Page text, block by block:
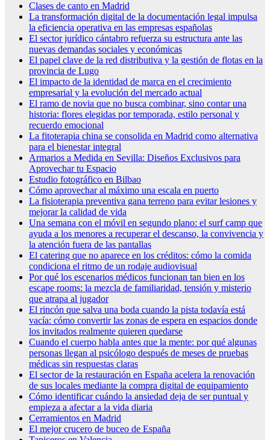
Clases de canto en Madrid
La transformación digital de la documentación legal impulsa
la eficiencia operativa en las empresas españolas
El sector jurídico cántabro refuerza su estructura ante las
nuevas demandas sociales y económicas
El papel clave de la red distributiva y la gestión de flotas en la
provincia de Lugo
El impacto de la identidad de marca en el crecimiento
empresarial y la evolución del mercado actual
El ramo de novia que no busca combinar, sino contar una
historia: flores elegidas por temporada, estilo personal y
recuerdo emocional
La fitoterapia china se consolida en Madrid como alternativa
para el bienestar integral
Armarios a Medida en Sevilla: Diseños Exclusivos para
Aprovechar tu Espacio
Estudio fotográfico en Bilbao
Cómo aprovechar al máximo una escala en puerto
La fisioterapia preventiva gana terreno para evitar lesiones y
mejorar la calidad de vida
Una semana con el móvil en segundo plano: el surf camp que
ayuda a los menores a recuperar el descanso, la convivencia y
la atención fuera de las pantallas
El catering que no aparece en los créditos: cómo la comida
condiciona el ritmo de un rodaje audiovisual
Por qué los escenarios médicos funcionan tan bien en los
escape rooms: la mezcla de familiaridad, tensión y misterio
que atrapa al jugador
El rincón que salva una boda cuando la pista todavía está
vacía: cómo convertir las zonas de espera en espacios donde
los invitados realmente quieren quedarse
Cuando el cuerpo habla antes que la mente: por qué algunas
personas llegan al psicólogo después de meses de pruebas
médicas sin respuestas claras
El sector de la restauración en España acelera la renovación
de sus locales mediante la compra digital de equipamiento
Cómo identificar cuándo la ansiedad deja de ser puntual y
empieza a afectar a la vida diaria
Cerramientos en Madrid
El mejor crucero de buceo de España